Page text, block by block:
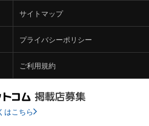
サイトマップ
プライバシーポリシー
ご利用規約
はこちら